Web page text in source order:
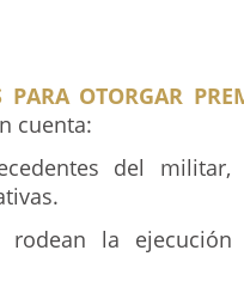
OTORGAR
cuenta:
del militar,
rodean la